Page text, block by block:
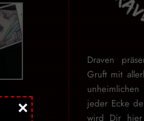
Draven
Gruft mit
jeder Ecke
wird Dir hier
×